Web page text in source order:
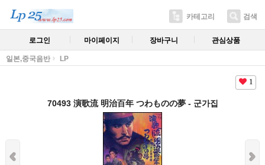
카테고리 검색
로그인 마이페이지 장바구니 관심상품
일본,중국음반 LP
1
70493 演歌流 明治百年 つわものの夢 - 군가집